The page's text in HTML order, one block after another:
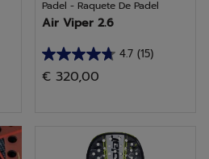
Padel - Raquete De Padel
Air Viper 2.6
4.7 (15)
4.7
em
€ 320,00